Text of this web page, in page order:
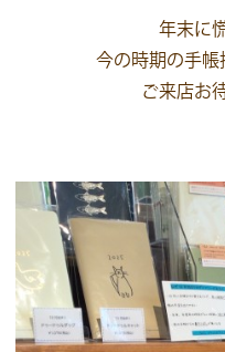
年末に
今の時期の手帳
ご来店お